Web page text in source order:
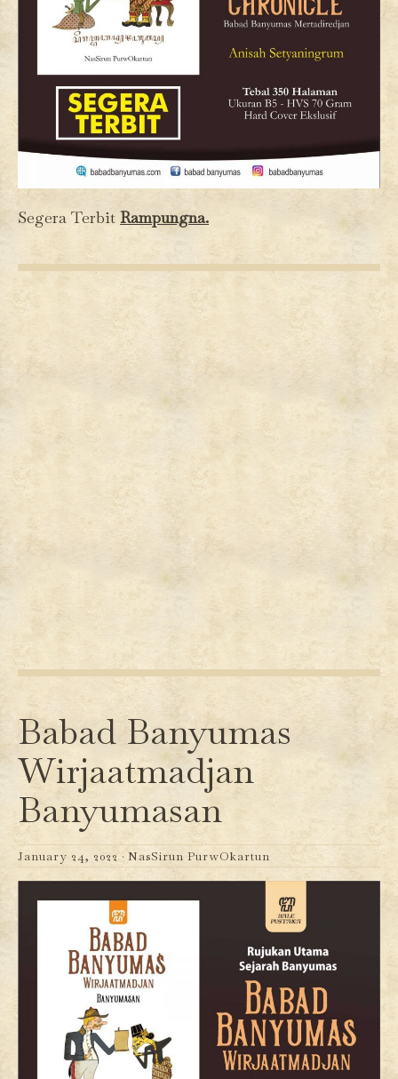
Segera Terbit Rampungna.
Babad Banyumas
Wirjaatmadjan
Banyumasan
January 24, 2022 ·NasSirun PurwOkartun